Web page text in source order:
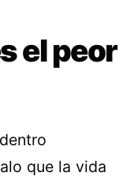
el peor
que la vida